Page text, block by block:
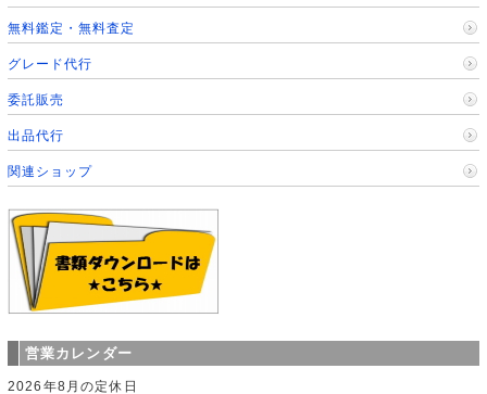
無料鑑定・無料査定
グレード代行
委託販売
出品代行
関連ショップ
営業カレンダー
2026年8月の定休日